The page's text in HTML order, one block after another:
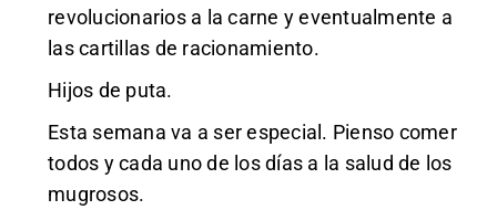
revolucionarios a la carne y eventualmente a
las cartillas de racionamiento.
Hijos de puta.
Esta semana va a ser especial. Pienso comer
todos y cada uno de los días a la salud de los
mugrosos.